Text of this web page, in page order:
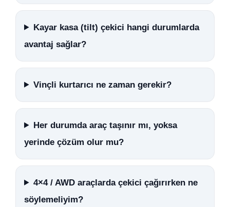
Kayar kasa (tilt) çekici hangi durumlarda
avantaj sağlar?
Vinçli kurtarıcı ne zaman gerekir?
Her durumda araç taşınır mı, yoksa
yerinde çözüm olur mu?
4×4 / AWD araçlarda çekici çağırırken ne
söylemeliyim?